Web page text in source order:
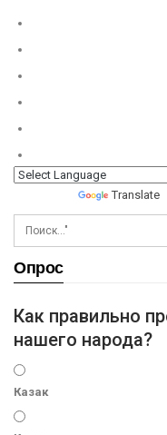
Translate
Опрос
Как правильно
нашего народа?
Казак